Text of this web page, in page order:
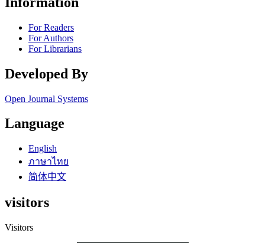
For Readers
For Authors
For Librarians
Developed By
Open Journal Systems
Language
English
ภาษาไทย
简体中文
visitors
Visitors